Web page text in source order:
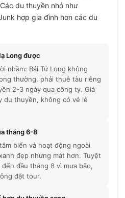
du thuyền nhỏ như
hợp gia đình hơn các du
Long được
nhầm: Bái Tử Long không
thường, phải thuê tàu riêng
2-3 ngày qua công ty. Giá
du thuyền, không có vé lẻ
tháng 6-8
biển và hoạt động ngoài
đẹp nhưng mát hơn. Tuyệt
đầu tháng 8 vì mưa bão,
đặt tour.